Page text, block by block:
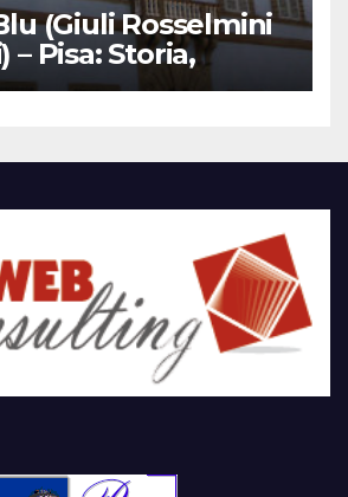
(Giuli Rosselmini
– Pisa: Storia,
Visita